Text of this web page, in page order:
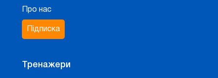
Про нас
Підписка
Тренажери